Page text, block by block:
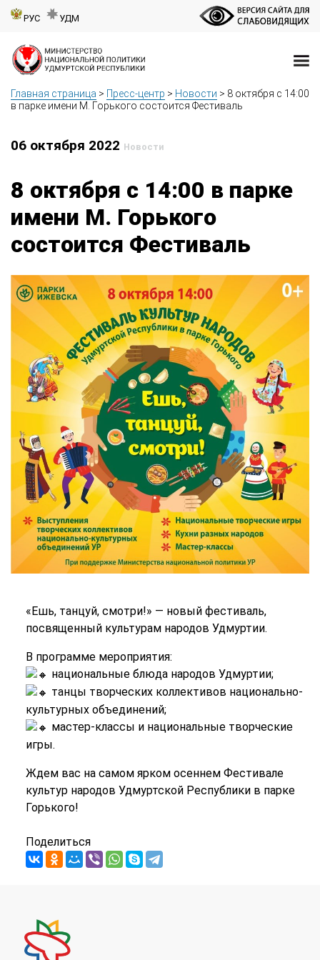
РУС УДМ
Главная страница > Пресс-центр > Новости > 8 октября с 14:00
в парке имени М. Горького состоится Фестиваль
06 октября 2022 Новости
8 октября с 14:00 в парке
имени М. Горького
состоится Фестиваль
«Ешь, танцуй, смотри!» — новый фестиваль,
посвященный культурам народов Удмуртии.
В программе мероприятия:
национальные блюда народов Удмуртии;
танцы творческих коллективов национально-
культурных объединений;
мастер-классы и национальные творческие
игры.
Ждем вас на самом ярком осеннем Фестивале
культур народов Удмуртской Республики в парке
Горького!
Поделиться